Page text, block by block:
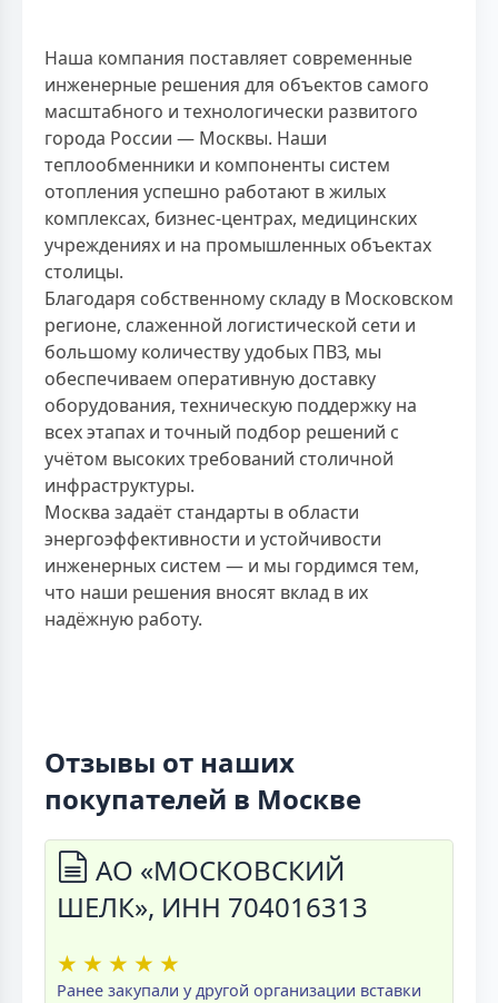
Наша компания поставляет современные
инженерные решения для объектов самого
масштабного и технологически развитого
города России — Москвы. Наши
теплообменники и компоненты систем
отопления успешно работают в жилых
комплексах, бизнес-центрах, медицинских
учреждениях и на промышленных объектах
столицы.
Благодаря собственному складу в Московском
регионе, слаженной логистической сети и
большому количеству удобых ПВЗ, мы
обеспечиваем оперативную доставку
оборудования, техническую поддержку на
всех этапах и точный подбор решений с
учётом высоких требований столичной
инфраструктуры.
Москва задаёт стандарты в области
энергоэффективности и устойчивости
инженерных систем — и мы гордимся тем,
что наши решения вносят вклад в их
надёжную работу.
Отзывы от наших
покупателей в Москве
АО «МОСКОВСКИЙ
ШЕЛК», ИНН 704016313
★ ★ ★ ★ ★
Ранее закупали у другой организации вставки